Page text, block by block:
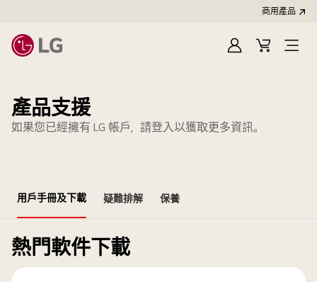
商用產品
登
購
產品支援
如果您已經擁有 LG 帳戶，請登入以獲取更多資訊。
用戶手冊及下載 疑難排解 保養
熱門軟件下載